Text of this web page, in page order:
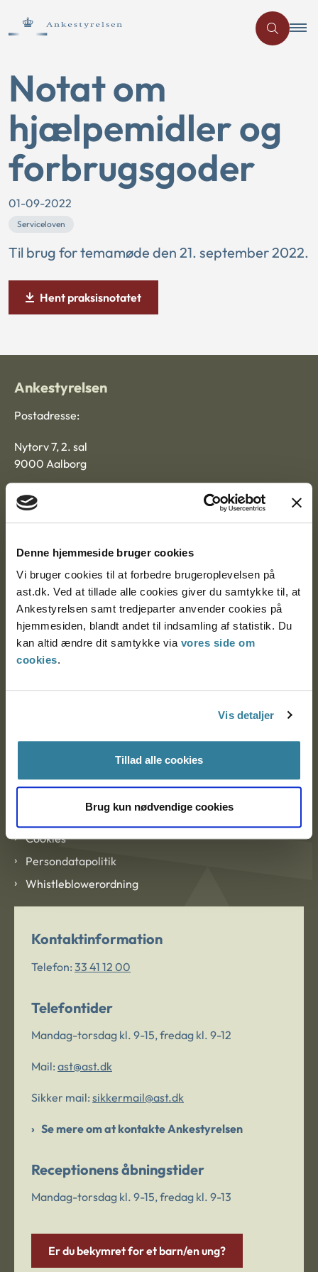
Denne hjemmeside bruger cookies
Vi bruger cookies til at forbedre brugeroplevelsen på
ast.dk. Ved at tillade alle cookies giver du samtykke til, at
Ankestyrelsen samt tredjeparter anvender cookies på
hjemmesiden, blandt andet til indsamling af statistik. Du
kan altid ændre dit samtykke via vores side om
cookies.
Vis detaljer
Tillad alle cookies
Brug kun nødvendige cookies
Notat om
hjælpemidler og
forbrugsgoder
01-09-2022
Serviceloven
Til brug for temamøde den 21. september 2022.
Hent praksisnotatet
Ankestyrelsen
Postadresse:
Nytorv 7, 2. sal
9000 Aalborg
Ankestyrelsen København
EAN: 57 98 000 35 48 21
CVR: 1007 4002
Om Ankestyrelsen
Blanketter og kontaktformularer
Links
Tilgængelighedserklæring
Cookies
Persondatapolitik
Whistleblowerordning
Kontaktinformation
Telefon: 33 41 12 00
Telefontider
Mandag-torsdag kl. 9-15, fredag kl. 9-12
Mail: ast@ast.dk
Sikker mail: sikkermail@ast.dk
Se mere om at kontakte Ankestyrelsen
Receptionens åbningstider
Mandag-torsdag kl. 9-15, fredag kl. 9-13
Er du bekymret for et barn/en ung?